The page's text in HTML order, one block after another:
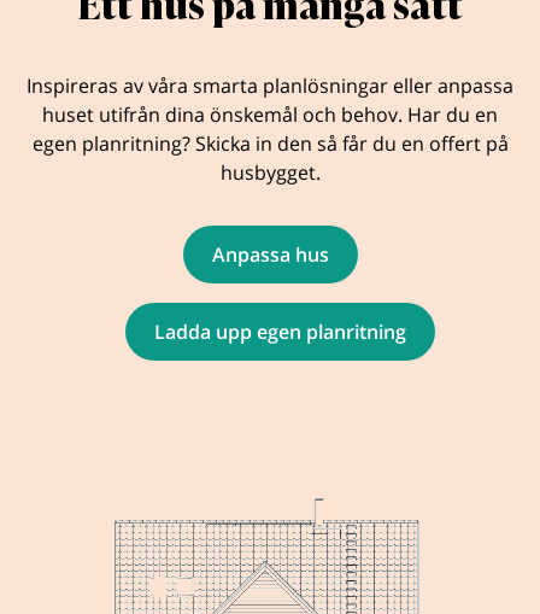
Inspireras av våra smarta planlösningar eller anpassa
huset utifrån dina önskemål och behov. Har du en
egen planritning? Skicka in den så får du en offert på
husbygget.
Anpassa hus
Ladda upp egen planritning